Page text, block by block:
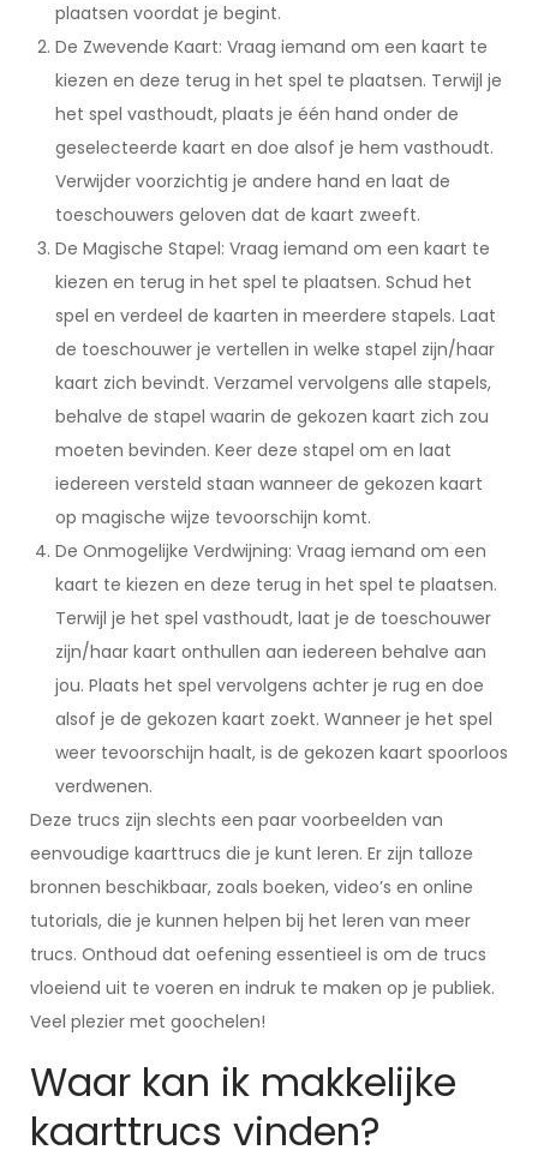
plaatsen voordat je begint.
De Zwevende Kaart: Vraag iemand om een kaart te
kiezen en deze terug in het spel te plaatsen. Terwijl je
het spel vasthoudt, plaats je één hand onder de
geselecteerde kaart en doe alsof je hem vasthoudt.
Verwijder voorzichtig je andere hand en laat de
toeschouwers geloven dat de kaart zweeft.
De Magische Stapel: Vraag iemand om een kaart te
kiezen en terug in het spel te plaatsen. Schud het
spel en verdeel de kaarten in meerdere stapels. Laat
de toeschouwer je vertellen in welke stapel zijn/haar
kaart zich bevindt. Verzamel vervolgens alle stapels,
behalve de stapel waarin de gekozen kaart zich zou
moeten bevinden. Keer deze stapel om en laat
iedereen versteld staan wanneer de gekozen kaart
op magische wijze tevoorschijn komt.
De Onmogelijke Verdwijning: Vraag iemand om een
kaart te kiezen en deze terug in het spel te plaatsen.
Terwijl je het spel vasthoudt, laat je de toeschouwer
zijn/haar kaart onthullen aan iedereen behalve aan
jou. Plaats het spel vervolgens achter je rug en doe
alsof je de gekozen kaart zoekt. Wanneer je het spel
weer tevoorschijn haalt, is de gekozen kaart spoorloos
verdwenen.
Deze trucs zijn slechts een paar voorbeelden van
eenvoudige kaarttrucs die je kunt leren. Er zijn talloze
bronnen beschikbaar, zoals boeken, video’s en online
tutorials, die je kunnen helpen bij het leren van meer
trucs. Onthoud dat oefening essentieel is om de trucs
vloeiend uit te voeren en indruk te maken op je publiek.
Veel plezier met goochelen!
Waar kan ik makkelijke
kaarttrucs vinden?